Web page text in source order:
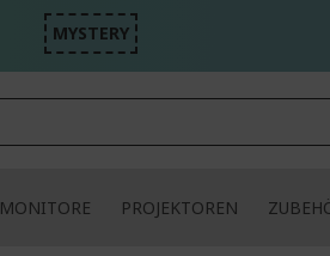
MYSTERY
MONITORE PROJEKTOREN